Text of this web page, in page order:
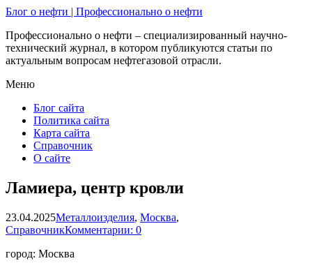
Блог о нефти | Профессионально о нефти
Профессионально о нефти – специализированный научно-
технический журнал, в котором публикуются статьи по
актуальным вопросам нефтегазовой отрасли.
Меню
Блог сайта
Политика сайта
Карта сайта
Справочник
О сайте
Ламиера, центр кровли
23.04.2025Металлоизделия, Москва,
СправочникКомментарии: 0
город: Москва